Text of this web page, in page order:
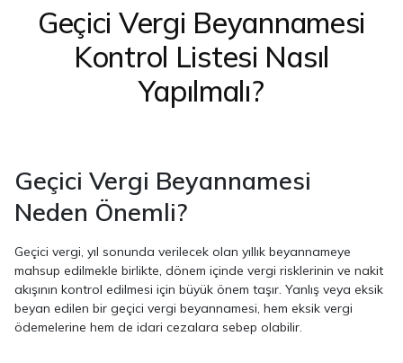
Geçici Vergi Beyannamesi
Kontrol Listesi Nasıl
Yapılmalı?
Geçici Vergi Beyannamesi
Neden Önemli?
Geçici vergi, yıl sonunda verilecek olan yıllık beyannameye
mahsup edilmekle birlikte, dönem içinde vergi risklerinin ve nakit
akışının kontrol edilmesi için büyük önem taşır. Yanlış veya eksik
beyan edilen bir geçici vergi beyannamesi, hem eksik vergi
ödemelerine hem de idari cezalara sebep olabilir.